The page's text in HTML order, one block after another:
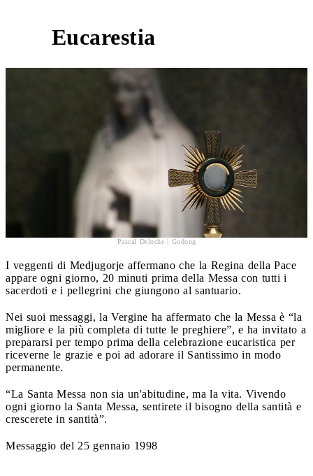
Eucarestia
Pascal Deloche | Godong
I veggenti di Medjugorje affermano che la Regina della Pace
appare ogni giorno, 20 minuti prima della Messa con tutti i
sacerdoti e i pellegrini che giungono al santuario.
Nei suoi messaggi, la Vergine ha affermato che la Messa è “la
migliore e la più completa di tutte le preghiere”, e ha invitato a
prepararsi per tempo prima della celebrazione eucaristica per
riceverne le grazie e poi ad adorare il Santissimo in modo
permanente.
“La Santa Messa non sia un'abitudine, ma la vita. Vivendo
ogni giorno la Santa Messa, sentirete il bisogno della santità e
crescerete in santità”.
Messaggio del 25 gennaio 1998